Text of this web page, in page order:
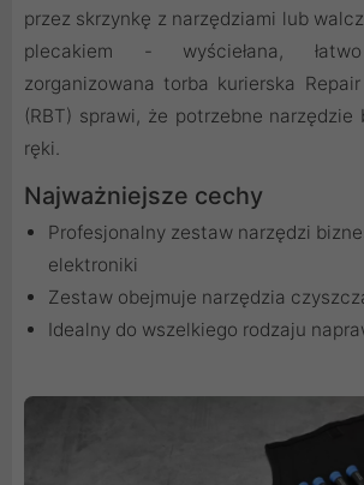
przez skrzynkę z narzędziami lub
plecakiem - wyściełana,
zorganizowana torba kurierska
(RBT) sprawi, że potrzebne narzędzie
ręki.
Najważniejsze cechy
Profesjonalny zestaw narzędzi
elektroniki
Zestaw obejmuje narzędzia
Idealny do wszelkiego rodzaju